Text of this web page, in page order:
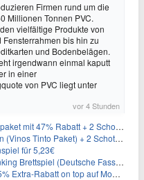
Firmen rund um die
Millionen Tonnen PVC.
vielfältige Produkte von
Fensterrahmen bis hin zu
und Bodenbelägen.
irgendwann einmal kaputt
in einer
von PVC liegt unter
vor 4 Stunden
+ 2 Schott Zwiesel Gläser GRATIS für 29,99€
+ 2 Schott Zwiesel Gläser für 25,99€ inkl. Versand
für 5,23€
(Deutsche Fassung) für 9,84€
on top auf Mode- und Sport-Artikel